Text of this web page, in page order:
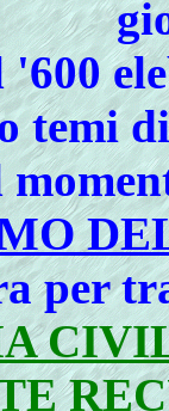
temi
per